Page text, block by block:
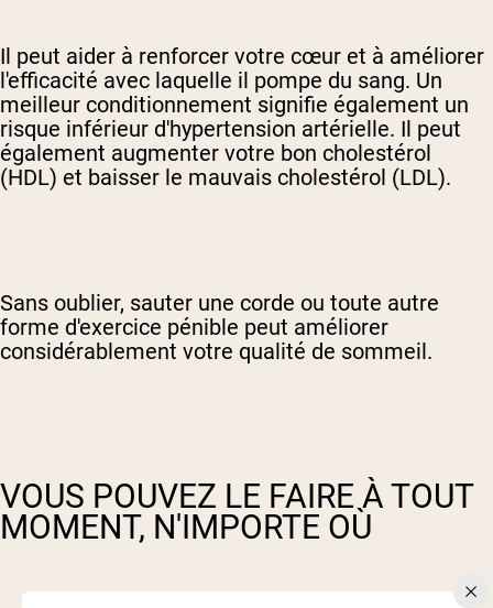
Il peut aider à renforcer votre cœur et à améliorer
l'efficacité avec laquelle il pompe du sang. Un
meilleur conditionnement signifie également un
risque inférieur d'hypertension artérielle. Il peut
également augmenter votre bon cholestérol
(HDL) et baisser le mauvais cholestérol (LDL).
Sans oublier, sauter une corde ou toute autre
forme d'exercice pénible peut améliorer
considérablement votre qualité de sommeil.
VOUS POUVEZ LE FAIRE À TOUT
MOMENT, N'IMPORTE OÙ